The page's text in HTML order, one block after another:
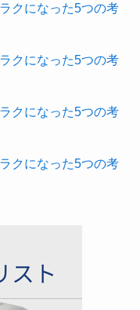
クになった5つの考
クになった5つの考
クになった5つの考
クになった5つの考